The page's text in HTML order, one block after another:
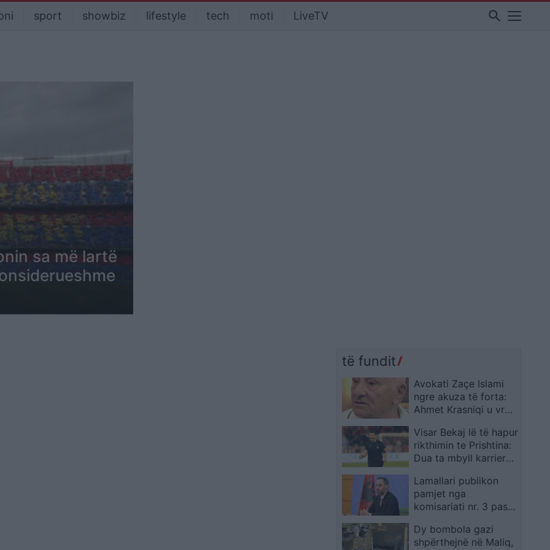
sport showbiz lifestyle tech moti LiveTV search
sa më lartë
të fundit
Avokati Zaçe Islami
ngre akuza të forta:
Ahmet Krasniqi u vra
shqiptar në
bashkëpunim me PDK-
në
Visar Bekaj lë të hapur
rikthimin te Prishtina:
Dua ta mbyll karrierën
Lamallari publikon
pamjet nga
komisariati nr. 3 pas
ngjarjen pasojë të
dezinformimit
Dy bombola gazi
shpërthejnë në Maliq,